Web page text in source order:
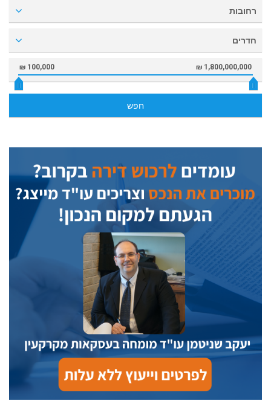
רחובות
חדרים
100,000 ₪ 1,800,000,000 ₪
חפש